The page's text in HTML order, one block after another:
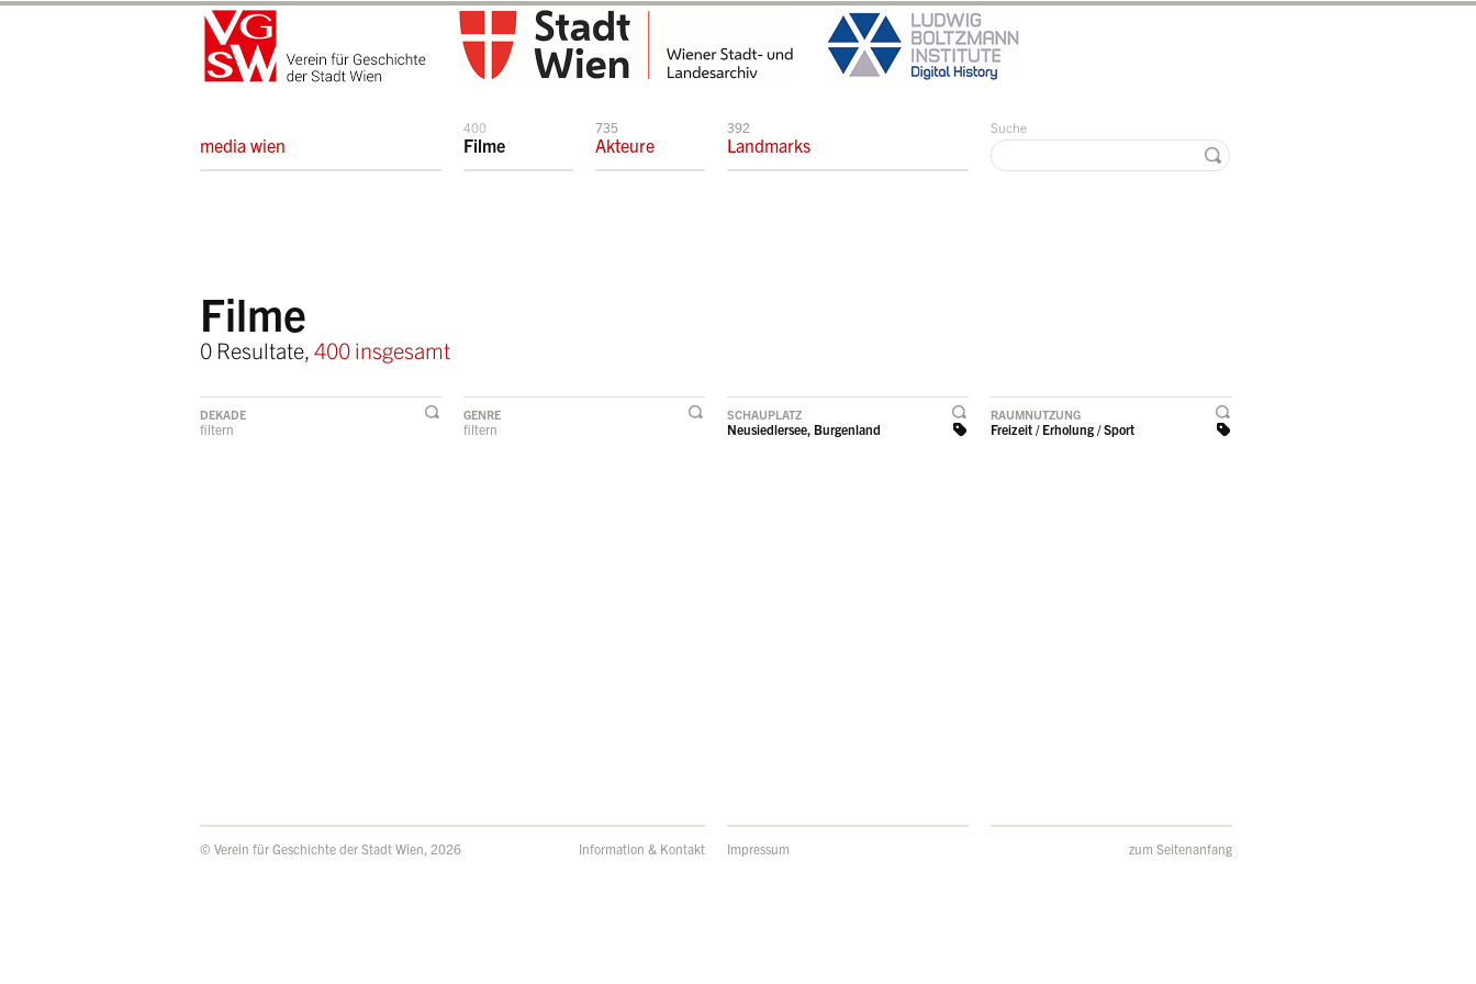
media wien
400
Filme
735
Akteure
392
Landmarks
Suche
Filme
0 Resultate, 400 insgesamt
DEKADE
filtern
GENRE
filtern
SCHAUPLATZ
Neusiedlersee, Burgenland
RAUMNUTZUNG
Freizeit / Erholung / Sport
© Verein für Geschichte der Stadt Wien, 2026 Information & Kontakt Impressum zum Seitenanfang